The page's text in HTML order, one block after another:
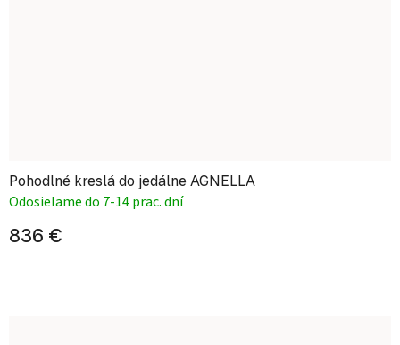
Pohodlné kreslá do jedálne AGNELLA
Odosielame do 7-14 prac. dní
836 €